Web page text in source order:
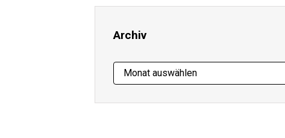
ein ...
Archiv
Archiv